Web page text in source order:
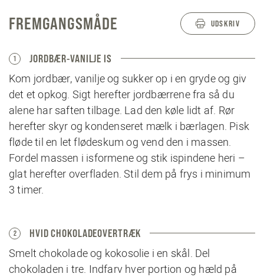
FREMGANGSMÅDE UDSKRIV
1 JORDBÆR-VANILJE IS
Kom jordbær, vanilje og sukker op i en gryde og giv
det et opkog. Sigt herefter jordbærrene fra så du
alene har saften tilbage. Lad den køle lidt af. Rør
herefter skyr og kondenseret mælk i bærlagen. Pisk
fløde til en let flødeskum og vend den i massen.
Fordel massen i isformene og stik ispindene heri –
glat herefter overfladen. Stil dem på frys i minimum
3 timer.
2 HVID CHOKOLADEOVERTRÆK
Smelt chokolade og kokosolie i en skål. Del
chokoladen i tre. Indfarv hver portion og hæld på